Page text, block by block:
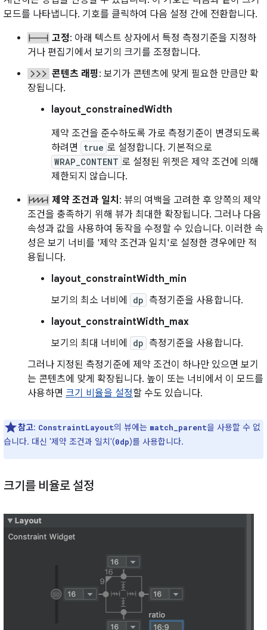
모드를 나타냅니다. 기호를 클릭하여 다음 설정 간에 전환합니다.
고정: 아래 텍스트 상자에서 특정 측정기준을 지정하
거나 편집기에서 보기의 크기를 조정합니다.
콘텐츠 래핑: 보기가 콘텐츠에 맞게 필요한 만큼만 확
장됩니다.
layout_constrainedWidth
제약 조건을 준수하도록 가로 측정기준이 변경되도록
하려면
true 로 설정합니다. 기본적으로
WRAP_CONTENT 로 설정된 위젯은 제약 조건에 의해
제한되지 않습니다.
제약 조건과 일치 : 뷰의 여백을 고려한 후 양쪽의 제약
조건을 충족하기 위해 뷰가 최대한 확장됩니다. 그러나 다음
속성과 값을 사용하여 동작을 수정할 수 있습니다. 이러한 속
성은 보기 너비를 '제약 조건과 일치'로 설정한 경우에만 적
용됩니다.
layout_constraintWidth_min
보기의 최소 너비에
dp 측정기준을 사용합니다.
layout_constraintWidth_max
보기의 최대 너비에
dp 측정기준을 사용합니다.
그러나 지정된 측정기준에 제약 조건이 하나만 있으면 보기
는 콘텐츠에 맞게 확장됩니다. 높이 또는 너비에서 이 모드를
사용하면 크기 비율을 설정할 수도 있습니다.
참고: ConstraintLayout의 뷰에는 match_parent을 사용할 수 없
습니다. 대신 '제약 조건과 일치'(0dp)를 사용합니다.
크기를 비율로 설정